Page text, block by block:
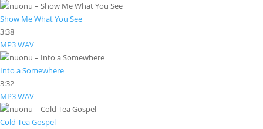
Show Me What You See
3:38
MP3WAV
Into a Somewhere
3:32
MP3WAV
Cold Tea Gospel